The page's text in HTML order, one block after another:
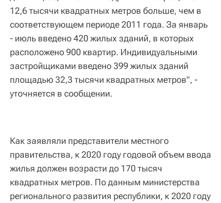
12,6 тысячи квадратных метров больше, чем в
соответствующем периоде 2011 года. За январь
- июль введено 420 жилых зданий, в которых
расположено 900 квартир. Индивидуальными
застройщиками введено 399 жилых зданий
площадью 32,3 тысячи квадратных метров", -
уточняется в сообщении.
Как заявляли представители местного
правительства, к 2020 году годовой объем ввода
жилья должен возрасти до 170 тысяч
квадратных метров. По данным министерства
регионального развития республики, к 2020 году